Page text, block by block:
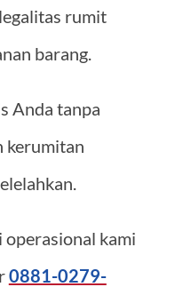
rumit
barang.
Anda tanpa
kerumitan
operasional kami
0881-0279-